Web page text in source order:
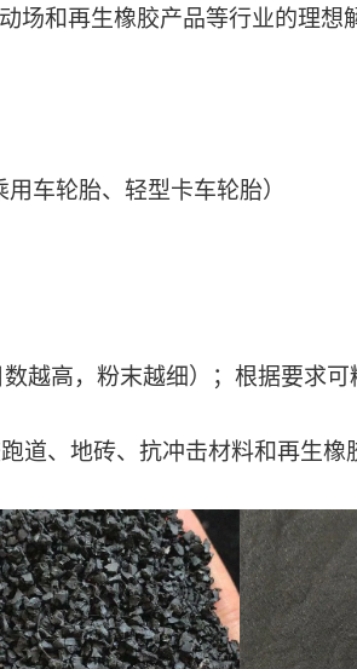
和再生橡胶产品等行业的理想
车轮胎、轻型卡车轮胎）
越高，粉末越细）；根据要求可
道、地砖、抗冲击材料和再生橡